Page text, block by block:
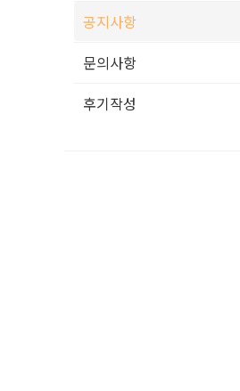
공지사항
문의사항
후기작성